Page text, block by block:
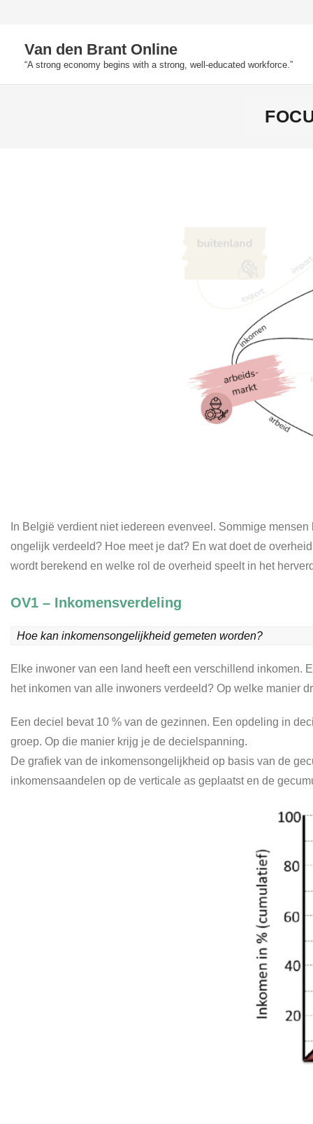
contentVan den Brant Online
“A strong economy begins with a strong, well-educated workforce.”
In België verdient niet iedereen evenveel. Sommige
ongelijk verdeeld? Hoe meet je dat? En wat doet de
wordt berekend en welke rol de overheid speelt in het
OV1 – Inkomensverdeling
Hoe kan inkomensongelijkheid gemeten worden?
Elke inwoner van een land heeft een verschillend inkomen.
het inkomen van alle inwoners verdeeld? Op welke manier
Een deciel bevat 10 % van de gezinnen. Een opdeling in
groep. Op die manier krijg je de decielspanning.
De grafiek van de inkomensongelijkheid op basis van de
inkomensaandelen op de verticale as geplaatst en de